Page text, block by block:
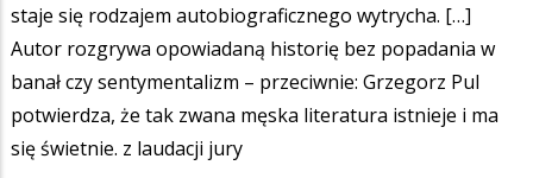
staje się rodzajem autobiograficznego wytrycha. […]
Autor rozgrywa opowiadaną historię bez popadania w
banał czy sentymentalizm – przeciwnie: Grzegorz Pul
potwierdza, że tak zwana męska literatura istnieje i ma
się świetnie. z laudacji jury